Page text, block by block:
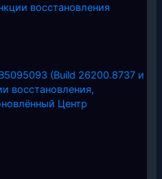
восстановления
(Build 26200.8737 и
восстановления,
Центр